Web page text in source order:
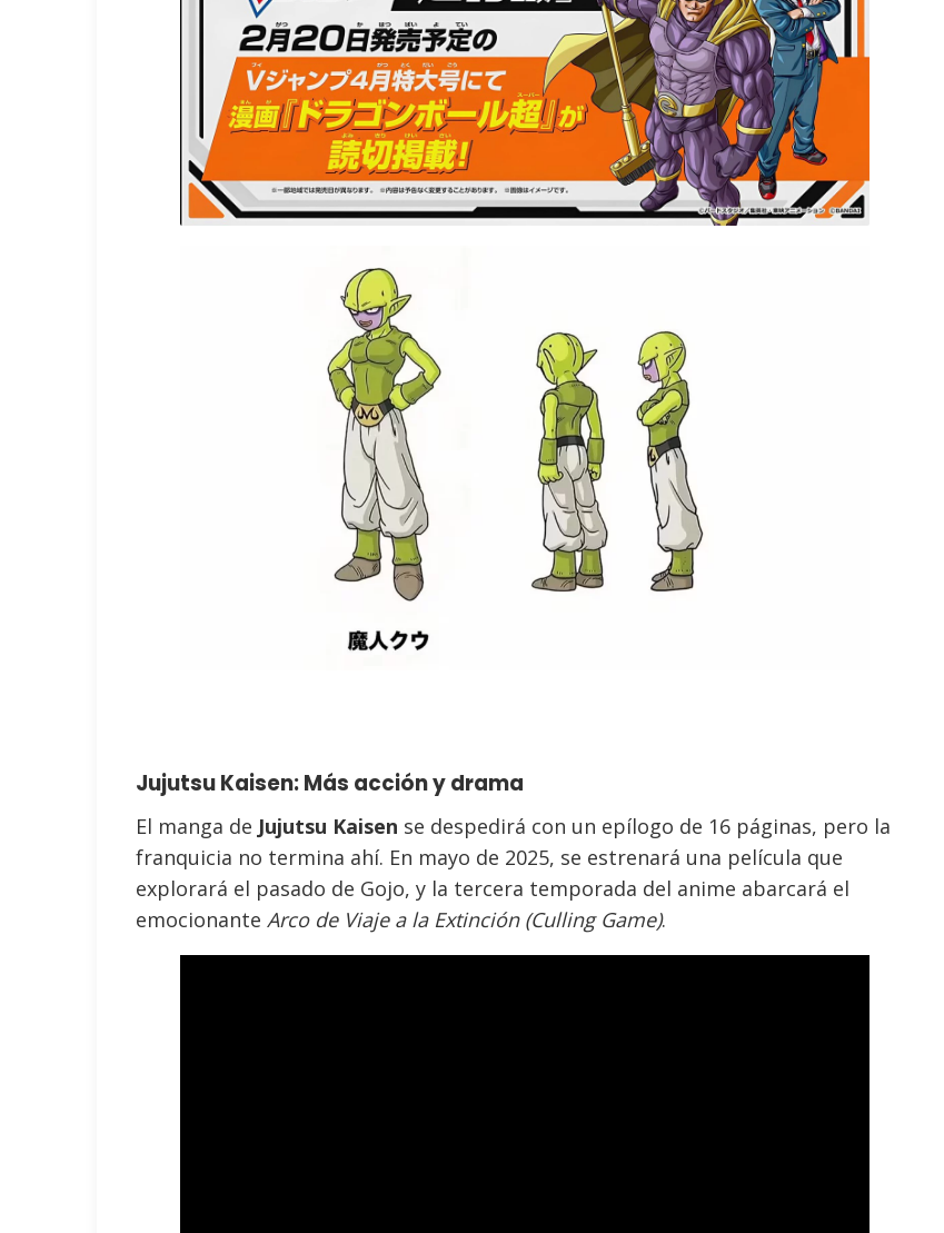
Jujutsu Kaisen: Más acción y drama
El manga de Jujutsu Kaisen se despedirá con un epílogo de 16 páginas, pero la
franquicia no termina ahí. En mayo de 2025, se estrenará una película que
explorará el pasado de Gojo, y la tercera temporada del anime abarcará el
emocionante Arco de Viaje a la Extinción (Culling Game).